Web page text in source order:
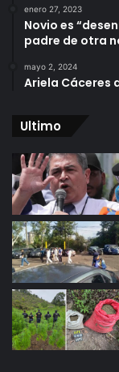
enero 27, 2023
Novio es
padre de otra
mayo 2, 2024
Ariela Cáceres
Ultimo